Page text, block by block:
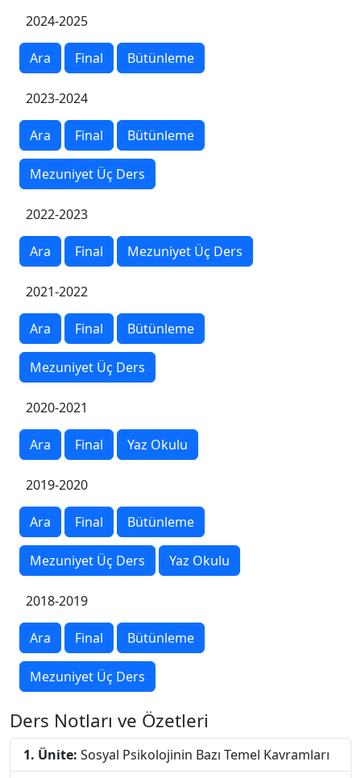
2024-2025
Ara Final Bütünleme
2023-2024
Ara Final Bütünleme
Mezuniyet Üç Ders
2022-2023
Ara Final Mezuniyet Üç Ders
2021-2022
Ara Final Bütünleme
Mezuniyet Üç Ders
2020-2021
Ara Final Yaz Okulu
2019-2020
Ara Final Bütünleme
Mezuniyet Üç Ders Yaz Okulu
2018-2019
Ara Final Bütünleme
Mezuniyet Üç Ders
Ders Notları ve Özetleri
1. Ünite: Sosyal Psikolojinin Bazı Temel Kavramları